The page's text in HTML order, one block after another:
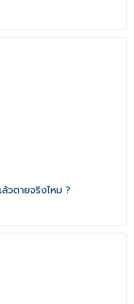
วตายจริงไหม ?